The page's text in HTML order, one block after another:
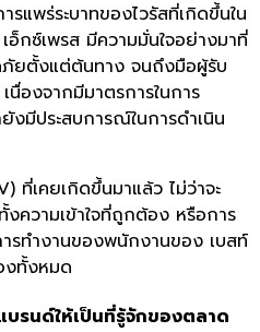
แพร่ระบาทของไวรัสที่เกิดขึ้นใน
อ็กซ์เพรส มีความมั่นใจอย่างมาที่
ยตั้งแต่ต้นทาง จนถึงมือผู้รับ
นื่องจากมีมาตรการในการ
งมีประสบการณ์ในการดำเนิน
ที่เคยเกิดขึ้นมาแล้ว ไม่ว่าจะ
ความเข้าใจที่ถูกต้อง หรือการ
รทำงานของพนักงานของ เบสท์
งทั้งหมด
บรนด์ให้เป็นที่รู้จักของตลาด